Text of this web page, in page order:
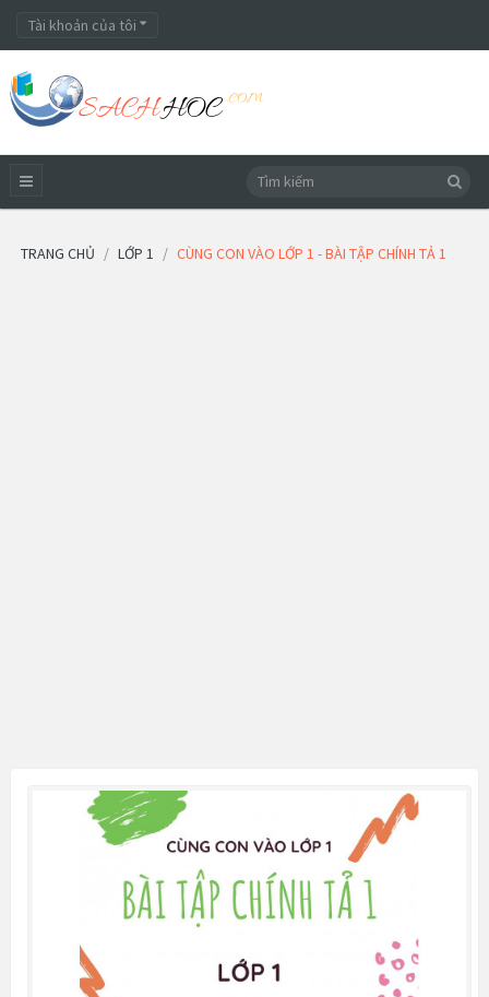
Tài khoản của tôi
TRANG CHỦ LỚP 1 CÙNG CON VÀO LỚP 1 - BÀI TẬP CHÍNH TẢ 1